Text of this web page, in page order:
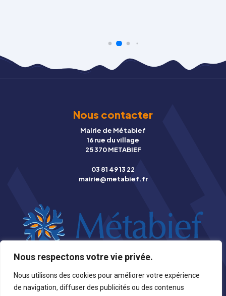
Nous respectons votre vie privée.
Nous utilisons des cookies pour améliorer votre expérience
de navigation, diffuser des publicités ou des contenus
Nous contacter
Mairie de Métabief
16 rue du village
25 370 METABIEF
03 81 49 13 22
mairie@metabief.fr
© Copyright 2026 Mairie de Métabief |Mentions légales|
Photographies | Création Stynet